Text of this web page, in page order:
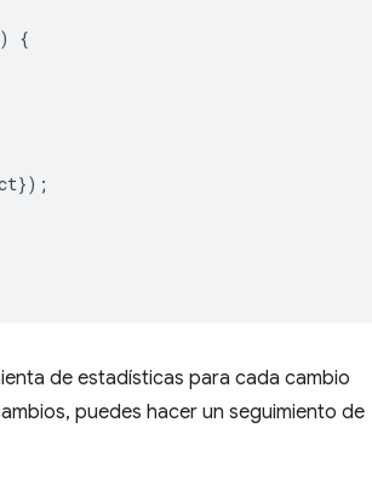
{
});
de estadísticas para cada cambio
puedes hacer un seguimiento de